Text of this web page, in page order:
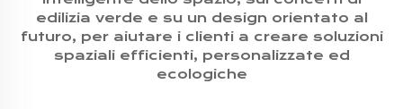
edilizia verde e su un design orientato al
futuro, per aiutare i clienti a creare soluzioni
spaziali efficienti, personalizzate ed
ecologiche